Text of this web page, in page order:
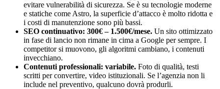
evitare vulnerabilità di sicurezza. Se è su tecnologie moderne
e statiche come Astro, la superficie d’attacco è molto ridotta e
i costi di manutenzione sono più bassi.
SEO continuativo: 300€ – 1.500€/mese. Un sito ottimizzato
in fase di lancio non rimane in cima a Google per sempre. I
competitor si muovono, gli algoritmi cambiano, i contenuti
invecchiano.
Contenuti professionali: variabile. Foto di qualità, testi
scritti per convertire, video istituzionali. Se l’agenzia non li
include nel preventivo, qualcuno dovrà produrli.